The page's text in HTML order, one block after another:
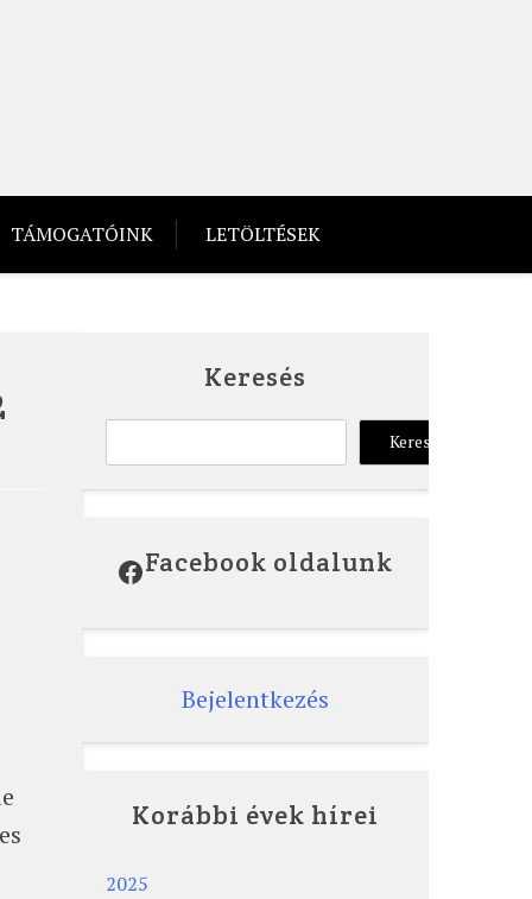
TÁMOGATÓINK LETÖLTÉSEK
Keresés
Keresés
Facebook
Facebook oldalunk
Bejelentkezés
Korábbi évek hírei
2025